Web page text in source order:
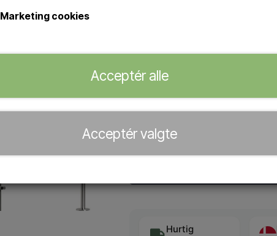
Sined Inox Idra 4T udendørs
Bruser med 4 brusehoveder
Forberedt til én vandtilførsel
Varen kan desværre ikke
Hurtig
Marketing cookies
Acceptér alle
Acceptér valgte